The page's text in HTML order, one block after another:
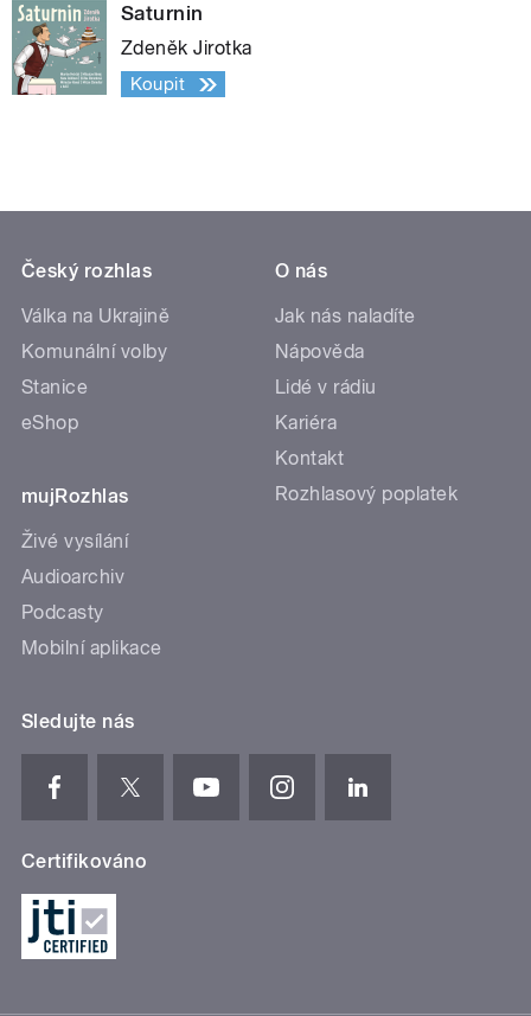
Saturnin
Zdeněk Jirotka
Koupit
Český rozhlas
Válka na Ukrajině
Komunální volby
Stanice
eShop
mujRozhlas
Živé vysílání
Audioarchiv
Podcasty
Mobilní aplikace
O nás
Jak nás naladíte
Nápověda
Lidé v rádiu
Kariéra
Kontakt
Rozhlasový poplatek
Sledujte nás
Certifikováno